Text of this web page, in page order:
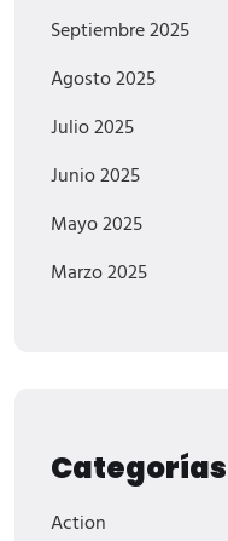
Septiembre 2025
Agosto 2025
Julio 2025
Junio 2025
Mayo 2025
Marzo 2025
Categorías
Action